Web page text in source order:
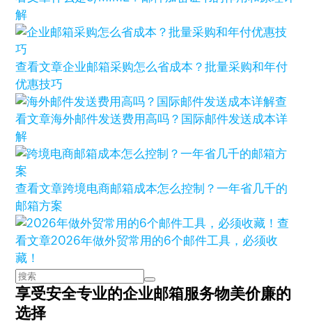
解
查看文章企业邮箱采购怎么省成本？批量采购和年付
优惠技巧
查
看文章海外邮件发送费用高吗？国际邮件发送成本详
解
查看文章跨境电商邮箱成本怎么控制？一年省几千的
邮箱方案
查
看文章2026年做外贸常用的6个邮件工具，必须收
藏！
享受安全专业的企业邮箱服务物美价廉的
选择